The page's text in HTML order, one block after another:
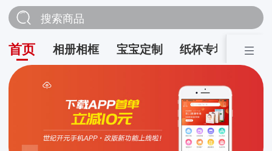
搜索商品
首页 相册相框 宝宝定制 纸杯专场 营销